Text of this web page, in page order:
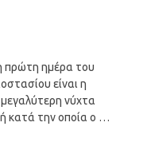
πρώτη ημέρα του
είναι η
νύχτα
κατά την οποία ο …